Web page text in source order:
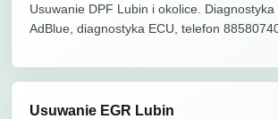
Usuwanie DPF Lubin i okolice.
AdBlue, diagnostyka ECU, telefon
Usuwanie EGR Lubin